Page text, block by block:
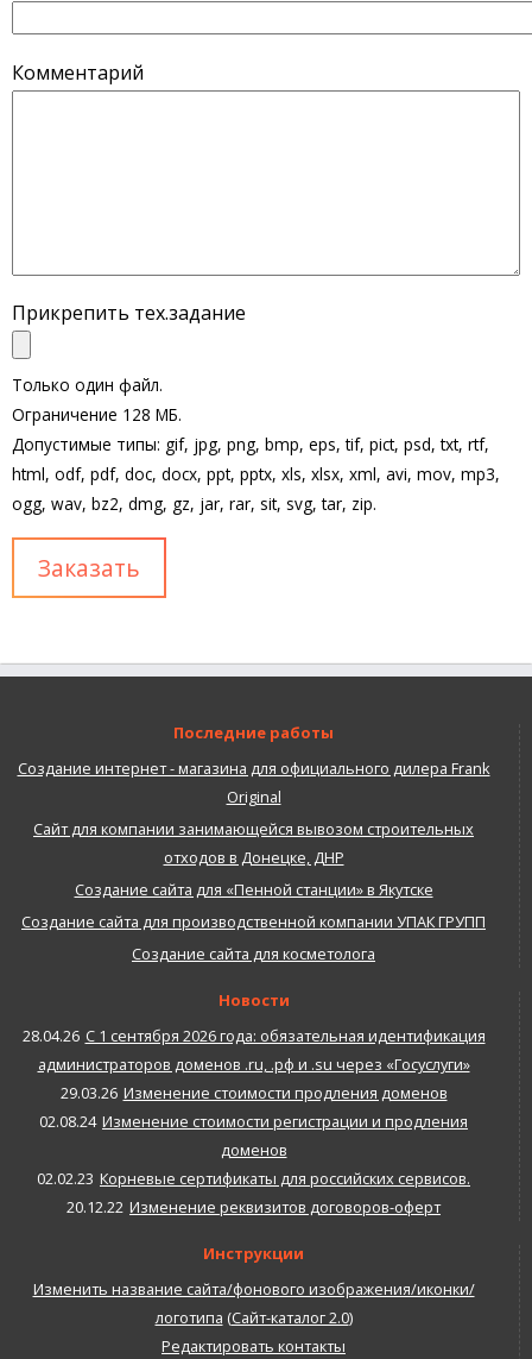
Комментарий
Прикрепить тех.задание
Только один файл.
Ограничение 128 МБ.
Допустимые типы: gif, jpg, png, bmp, eps, tif, pict, psd, txt, rtf,
html, odf, pdf, doc, docx, ppt, pptx, xls, xlsx, xml, avi, mov, mp3,
ogg, wav, bz2, dmg, gz, jar, rar, sit, svg, tar, zip.
Последние работы
Создание интернет - магазина для официального дилера Frank
Original
Сайт для компании занимающейся вывозом строительных
отходов в Донецке, ДНР
Создание сайта для «Пенной станции» в Якутске
Создание сайта для производственной компании УПАК ГРУПП
Создание сайта для косметолога
Новости
28.04.26 С 1 сентября 2026 года: обязательная идентификация
администраторов доменов .ru, .рф и .su через «Госуслуги»
29.03.26 Изменение стоимости продления доменов
02.08.24 Изменение стоимости регистрации и продления
доменов
02.02.23 Корневые сертификаты для российских сервисов.
20.12.22 Изменение реквизитов договоров-оферт
Инструкции
Изменить название сайта/фонового изображения/иконки/
логотипа (Сайт-каталог 2.0)
Редактировать контакты